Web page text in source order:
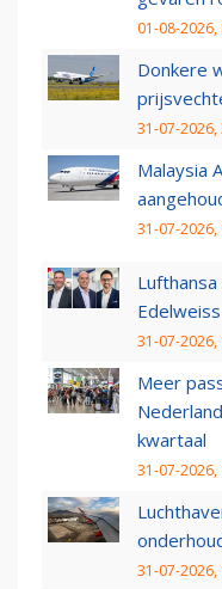
01-08-2026,
Donkere
31-07-2026,
Malaysia
31-07-2026,
Lufthansa
31-07-2026,
Meer
kwartaal
31-07-2026,
31-07-2026,